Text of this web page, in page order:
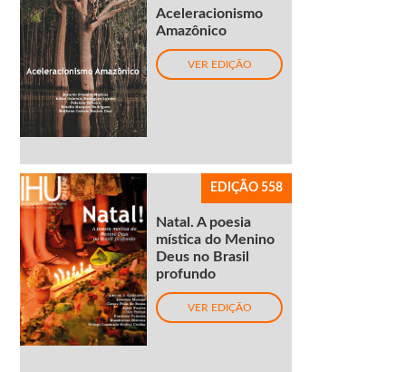
Aceleracionismo
Amazônico
VER EDIÇÃO
EDIÇÃO 558
Natal. A poesia
mística do Menino
Deus no Brasil
profundo
VER EDIÇÃO